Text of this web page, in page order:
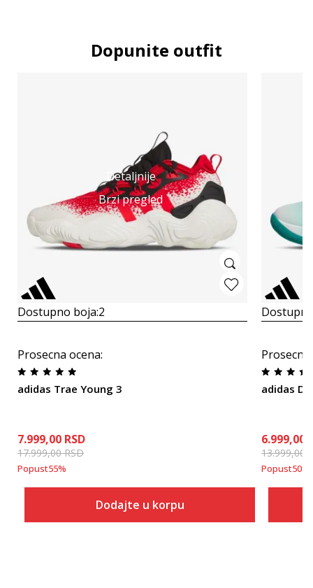
Dopunite outfit
Detaljnije
Brzi pregled
Dostupno boja:2
Prosecna ocena:
adidas Trae Young 3
7.999,00 RSD
17.999,00RSD
Popust55%
Dodajte u korpu
adidas
6.999,00
13.999,00
Popust50%